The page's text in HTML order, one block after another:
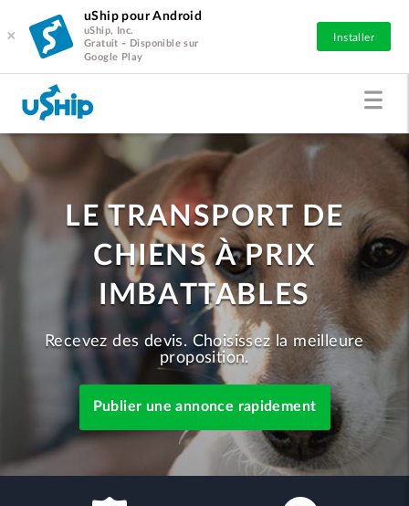
×
uShip pour Android
uShip, Inc.
Gratuit - Disponible sur
Google Play
Installer
LE TRANSPORT DE
CHIENS À PRIX
IMBATTABLES
Recevez des devis. Choisissez la meilleure
proposition.
Publier une annonce rapidement